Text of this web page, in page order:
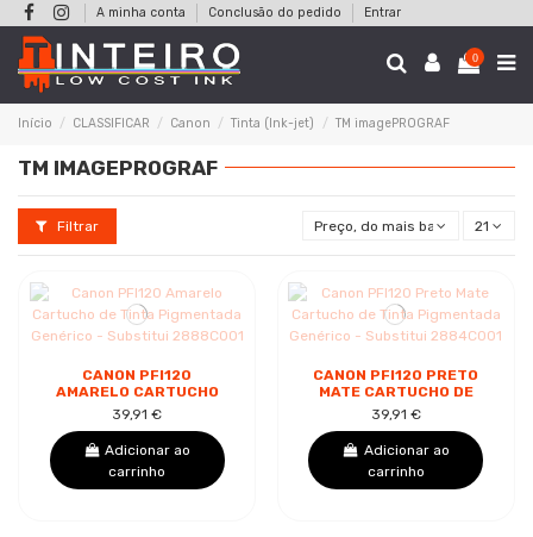
A minha conta Conclusão do pedido Entrar
0
Início CLASSIFICAR Canon Tinta (Ink-jet) TM imagePROGRAF
TM IMAGEPROGRAF
Filtrar Preço, do mais baixo ao mais
21
CANON PFI120
AMARELO CARTUCHO
DE TINTA PIGMENTADA
GENÉRICO -
SUBSTITUI 2888C001
39,91 €
Adicionar ao
carrinho
CANON PFI120 PRETO
MATE CARTUCHO DE
TINTA PIGMENTADA
GENÉRICO -
SUBSTITUI 2884C001
39,91 €
Adicionar ao
carrinho